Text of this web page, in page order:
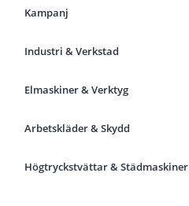
Kampanj
Industri & Verkstad
Elmaskiner & Verktyg
Arbetskläder & Skydd
Högtryckstvättar & Städmaskiner